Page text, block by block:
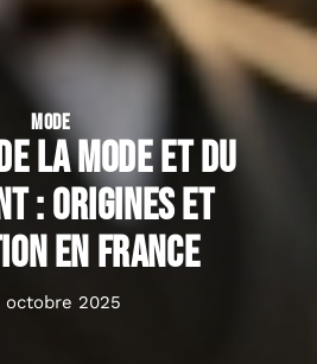
MODE
la mode et du
: origines et
en France
octobre 2025